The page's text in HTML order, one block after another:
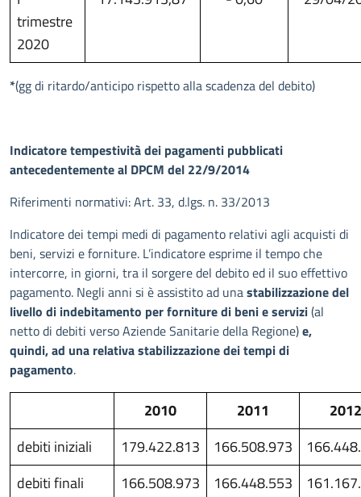
trimestre
2020
*(gg di ritardo/anticipo rispetto alla scadenza del debito)
Indicatore tempestività dei pagamenti pubblicati
antecedentemente al DPCM del 22/9/2014
Riferimenti normativi: Art. 33, d.lgs. n. 33/2013
Indicatore dei tempi medi di pagamento relativi agli acquisti di
beni, servizi e forniture. L’indicatore esprime il tempo che
intercorre, in giorni, tra il sorgere del debito ed il suo effettivo
pagamento. Negli anni si è assistito ad unastabilizzazione del
livello di indebitamento per forniture di beni e servizi(al
netto di debiti verso Aziende Sanitarie della Regione)e,
quindi, ad una relativa stabilizzazione dei tempi di
pagamento.
2010 2011
2012
debiti iniziali
179.422.813 166.508.973
debiti finali
166.508.973 166.448.553